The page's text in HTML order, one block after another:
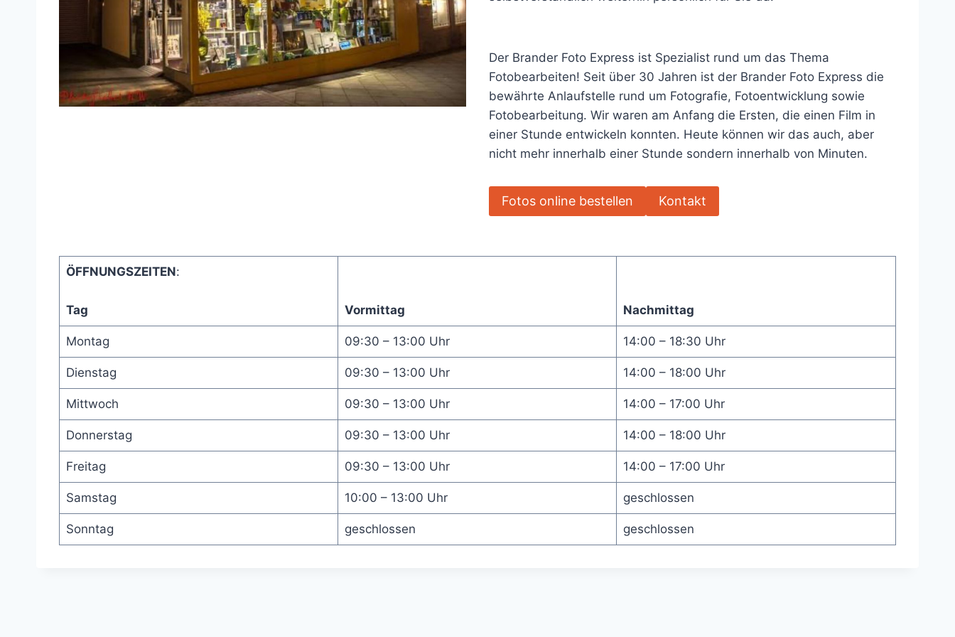
Der Brander Foto Express ist Spezialist rund um das Thema
Fotobearbeiten! Seit über 30 Jahren ist der Brander Foto Express die
bewährte Anlaufstelle rund um Fotografie, Fotoentwicklung sowie
Fotobearbeitung. Wir waren am Anfang die Ersten, die einen Film in
einer Stunde entwickeln konnten. Heute können wir das auch, aber
nicht mehr innerhalb einer Stunde sondern innerhalb von Minuten.
Fotos online bestellen Kontakt
ÖFFNUNGSZEITEN:
Tag Vormittag Nachmittag
Montag 09:30 – 13:00 Uhr 14:00 – 18:30 Uhr
Dienstag 09:30 – 13:00 Uhr 14:00 – 18:00 Uhr
Mittwoch 09:30 – 13:00 Uhr 14:00 – 17:00 Uhr
Donnerstag 09:30 – 13:00 Uhr 14:00 – 18:00 Uhr
Freitag 09:30 – 13:00 Uhr 14:00 – 17:00 Uhr
Samstag 10:00 – 13:00 Uhr geschlossen
Sonntag geschlossen geschlossen